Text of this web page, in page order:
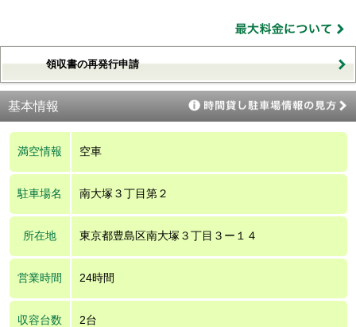
領収書の再発行申請
基本情報
満空情報 空車
駐車場名 南大塚３丁目第２
所在地 東京都豊島区南大塚３丁目３ー１４
営業時間 24時間
収容台数 2台